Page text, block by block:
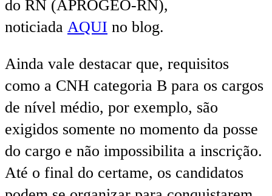
do RN (APROGEO-RN),
noticiada AQUI no blog.
Ainda vale destacar que, requisitos
como a CNH categoria B para os cargos
de nível médio, por exemplo, são
exigidos somente no momento da posse
do cargo e não impossibilita a inscrição.
Até o final do certame, os candidatos